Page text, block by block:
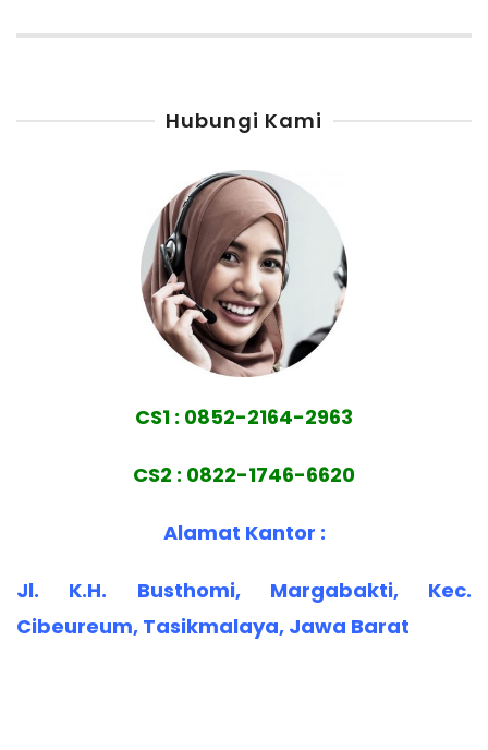
Hubungi Kami
CS1 : 0852-2164-2963
CS2 : 0822-1746-6620
Alamat Kantor :
Jl. K.H. Busthomi, Margabakti, Kec.
Cibeureum, Tasikmalaya, Jawa Barat